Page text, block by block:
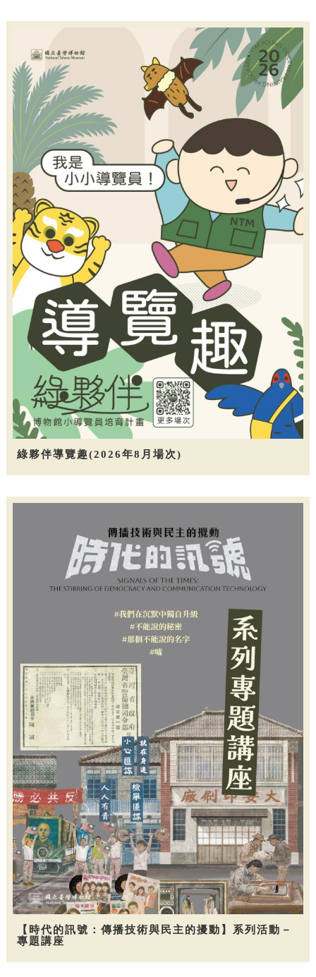
綠夥伴導覽趣(2026年8月場次)
【時代的訊號：傳播技術與民主的擾動】系列活動－
專題講座